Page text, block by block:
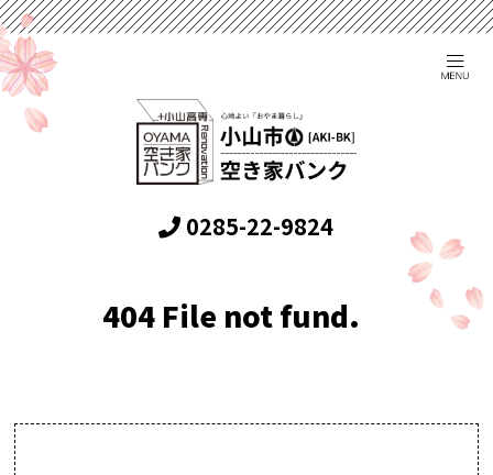
0285-22-9824
404 File not fund.